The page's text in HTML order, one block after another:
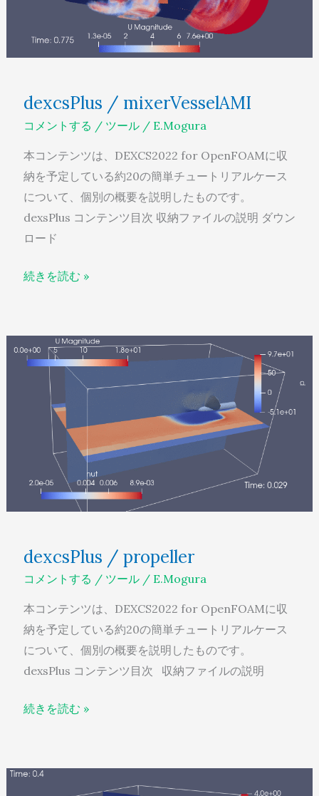
dexcsPlus / mixerVesselAMI
コメントする / ツール/ E.Mogura
本コンテンツは、DEXCS2022 for OpenFOAMに収
納を予定している約20の簡単チュートリアルケース
について、個別の概要を説明したものです。
dexsPlus コンテンツ目次 収納ファイルの説明 ダウン
ロード
続きを読む »
dexcsPlus / propeller
コメントする / ツール/ E.Mogura
本コンテンツは、DEXCS2022 for OpenFOAMに収
納を予定している約20の簡単チュートリアルケース
について、個別の概要を説明したものです。
dexsPlus コンテンツ目次 収納ファイルの説明
dexcsPlus
/
propeller
続きを読む »
dexcsPlus